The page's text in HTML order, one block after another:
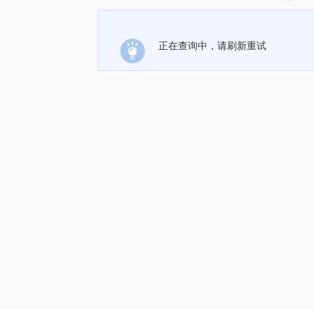
正在查询中，请刷新重试